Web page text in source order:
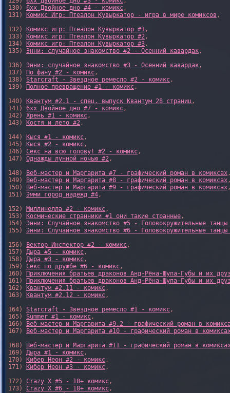
130) 6xx Двойное дно #4 - комикс ,
131) Комикс Игр: Птеалон Кувыркатор - игра в мире комиксов ,
132) Комикс игр: Птеалон Кувыркатор #1 ,
133) Комикс игр: Птеалон Кувыркатор #2 ,
134) Комикс игр: Птеалон Кувыркатор #3 ,
135) Энни: случайное знакомство #2 - Осенний кавардак ,
136) Энни: случайное знакомство #3 - Осенний кавардак ,
137) По фану #2 - комикс ,
138) Starcraft - Звездное ремесло #2 - комикс ,
139) Полное превращение #1 - комикс ,
140) Квантум #2.1 - спец. выпуск Квантум 28 страниц ,
141) 6xx Двойное дно #7 - комикс ,
142) Хрень #1 - комикс ,
143) Костя и лето #2 ,
144) Кыся #1 - комикс ,
145) Кыся #2 - комикс ,
146) Секс на всю голову! #2 - комикс ,
147) Однажды лунной ночью #2 ,
148) Веб-мастер и Маргарита #7 - графический роман в комиксах
149) Веб-мастер и Маргарита #8 - графический роман в комиксах
150) Веб-мастер и Маргарита #9 - графический роман в комиксах
151) Эмми город надежд #4 ,
152) Миллинелла #2 - комикс ,
153) Космические странники #1 они такие странные ,
154) Энни: Случайное знакомство #5 - Головокружительные
155) Энни: Случайное знакомство #6 - Головокружительные
156) Вектор Инспектор #2 - комикс ,
157) Дыра #5 - комикс ,
158) Дыра #3 - комикс ,
159) Секс по дружбе #6 - комикс ,
160) Приключения братьев драконов Анд-Рёна-Шупа-Губы и их
161) Приключения братьев драконов Анд-Рёна-Шупа-Губы и их
162) Квантум #2.11 - комикс ,
163) Квантум #2.12 - комикс ,
164) Starcraft - Звездное ремесло #1 - комикс ,
165) Summer #1 - комикс ,
166) Веб-мастер и Маргарита #9.2 - графический роман в
167) Веб-мастер и Маргарита #10 - графический роман в
168) Веб-мастер и Маргарита #11 - графический роман в
169) Дыра #1 - комикс ,
170) Кибер Неон #2 - комикс ,
171) Кибер Неон #3 - комикс ,
172) Crazy X #5 - 18+ комикс ,
173) Crazy X #6 - 18+ комикс ,